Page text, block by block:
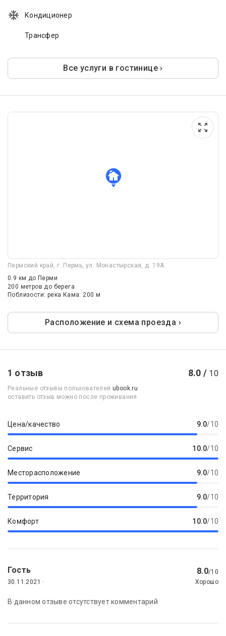
Кондиционер
Трансфер
Все услуги в гостинице ›
Пермский край, г. Пермь, ул. Монастырская, д. 19А
0.9 км до Перми
200 метров до берега
Поблизости: река Кама: 200 м
Расположение и схема проезда ›
1 отзыв 8.0 / 10
Реальные отзывы пользователейubook.ru
оставить отзыв можно после проживания
Цена/качество 9.0/10
Сервис 10.0/10
Месторасположение 9.0/10
Территория 9.0/10
Комфорт 10.0/10
Гость 8.0/10
30.11.2021 ·
Хорошо
В данном отзыве отсутствует комментарий